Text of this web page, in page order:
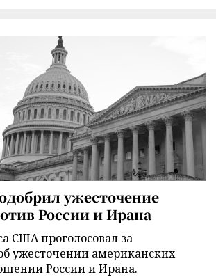
ужесточение
России и Ирана
США проголосовал за
ужесточении американских
России и Ирана.